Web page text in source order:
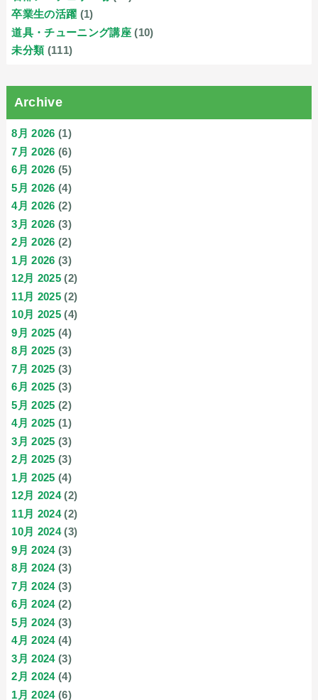
卒業生の活躍 (1)
道具・チューニング講座 (10)
未分類 (111)
Archive
8月 2026 (1)
7月 2026 (6)
6月 2026 (5)
5月 2026 (4)
4月 2026 (2)
3月 2026 (3)
2月 2026 (2)
1月 2026 (3)
12月 2025 (2)
11月 2025 (2)
10月 2025 (4)
9月 2025 (4)
8月 2025 (3)
7月 2025 (3)
6月 2025 (3)
5月 2025 (2)
4月 2025 (1)
3月 2025 (3)
2月 2025 (3)
1月 2025 (4)
12月 2024(2)
11月 2024(2)
10月 2024(3)
9月 2024(3)
8月 2024(3)
7月 2024(3)
6月 2024(2)
5月 2024(3)
4月 2024(4)
3月 2024(3)
2月 2024(4)
1月 2024(6)